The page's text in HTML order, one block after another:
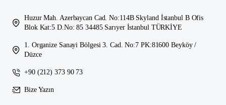
Huzur Mah. Azerbaycan Cad. No:114B Skyland İstanbul B Ofis
Blok Kat:5 D.No: 85 34485 Sarıyer İstanbul TÜRKİYE
1. Organize Sanayi Bölgesi 3. Cad. No:7 PK:81600 Beyköy /
Düzce
+90 (212) 373 90 73
Bize Yazın